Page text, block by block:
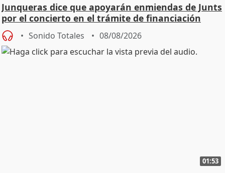
Junqueras dice que apoyarán enmiendas de Junts
por el concierto en el trámite de financiación
Sonido Totales 08/08/2026
01:53